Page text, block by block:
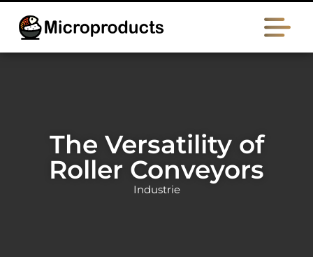
The Versatility of
Roller Conveyors
Industrie